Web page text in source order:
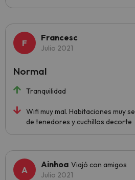
Francesc
Julio 2021
Tranquilidad
Wifi muy mal. Habitaciones muy
de tenedores y cuchillos decorte
Normal
Ainhoa Viajó con amigos
Julio 2021